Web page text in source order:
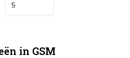
in GSM